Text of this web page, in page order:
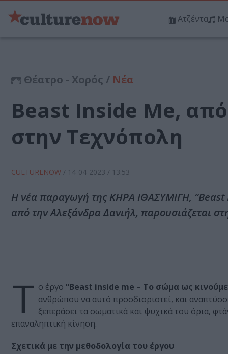
Ατζέντα
Θέατρο - Χορός / Νέα
Beast Inside Me,
στην Τεχνόπολη
CULTURENOW / 14-04-2023 / 13:53
Η νέα παραγωγή της ΚΗΡΑ ΙΘΑΣΥΜΙΓΗ,
από την Αλεξάνδρα Δανιήλ, παρουσιάζεται
Τ ο έργο “Beast inside me – Το σώμα ως
ανθρώπου να αυτό προσδιοριστεί, και
ξεπεράσει τα σωματικά και ψυχικά του όρια,
επαναληπτική κίνηση.
Σχετικά με την μεθοδολογία του έργου